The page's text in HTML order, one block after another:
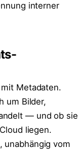
interner
Metadaten.
um Bilder,
— und ob sie
liegen.
unabhängig vom